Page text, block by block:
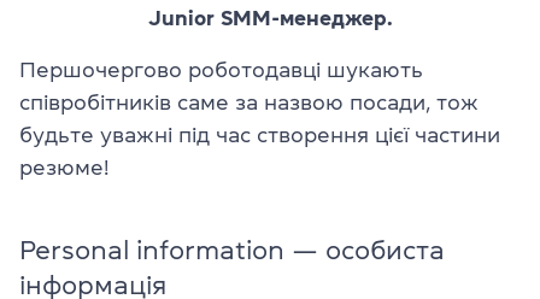
Junior SMM-менеджер.
Першочергово роботодавці шукають
співробітників саме за назвою посади, тож
будьте уважні під час створення цієї частини
резюме!
Personal information — особиста
інформація